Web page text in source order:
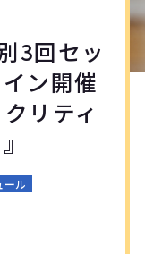
3回セッ
ン開催
リティ
ール